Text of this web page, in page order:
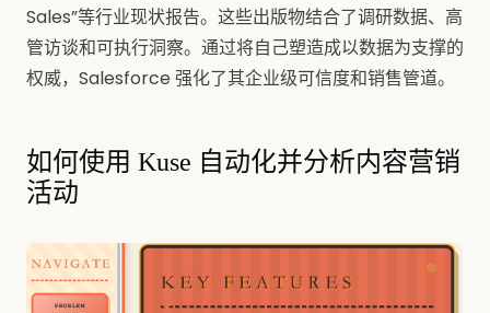
Sales”等行业现状报告。这些出版物结合了调研数据、高
管访谈和可执行洞察。通过将自己塑造成以数据为支撑的
权威，Salesforce 强化了其企业级可信度和销售管道。
如何使用 Kuse 自动化并分析内容营销
活动